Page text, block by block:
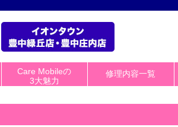
Care Mobileの
3大魅力
修理内容一覧